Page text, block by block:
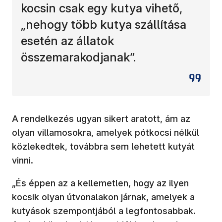
kocsin csak egy kutya vihető,
„nehogy több kutya szállítása
esetén az állatok
összemarakodjanak”.
A rendelkezés ugyan sikert aratott, ám az
olyan villamosokra, amelyek pótkocsi nélkül
közlekedtek, továbbra sem lehetett kutyát
vinni.
„És éppen az a kellemetlen, hogy az ilyen
kocsik olyan útvonalakon járnak, amelyek a
kutyások szempontjából a legfontosabbak.